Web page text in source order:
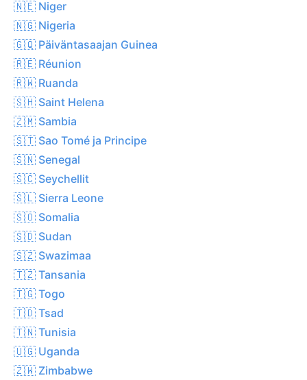
🇳🇪 Niger
🇳🇬 Nigeria
🇬🇶 Päiväntasaajan Guinea
🇷🇪 Réunion
🇷🇼 Ruanda
🇸🇭 Saint Helena
🇿🇲 Sambia
🇸🇹 Sao Tomé ja Principe
🇸🇳 Senegal
🇸🇨 Seychellit
🇸🇱 Sierra Leone
🇸🇴 Somalia
🇸🇩 Sudan
🇸🇿 Swazimaa
🇹🇿 Tansania
🇹🇬 Togo
🇹🇩 Tsad
🇹🇳 Tunisia
🇺🇬 Uganda
🇿🇼 Zimbabwe